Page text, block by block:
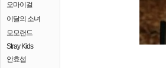
오마이걸
이달의 소녀
모모랜드
Stray Kids
안효섭